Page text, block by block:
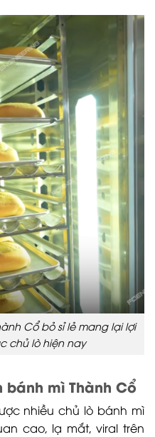
Cổ bỏ sỉ lẻ mang lại lợi
chủ lò hiện nay
bánh mì Thành Cổ
nhiều chủ lò bánh mì
cao, lạ mắt, viral trên